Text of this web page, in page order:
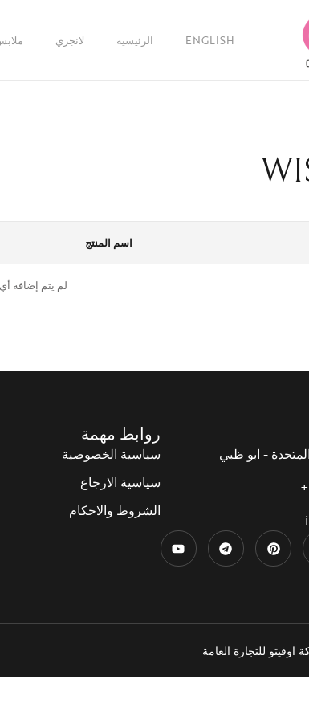
ENGLISH الرئيسية لانجري
اسم المنتج
لم يتم إضافة
- ابو ظبي
روابط مهمة
سياسية الخصوصية
سياسية الارجاع
الشروط والاحكام
للتجارة العامة